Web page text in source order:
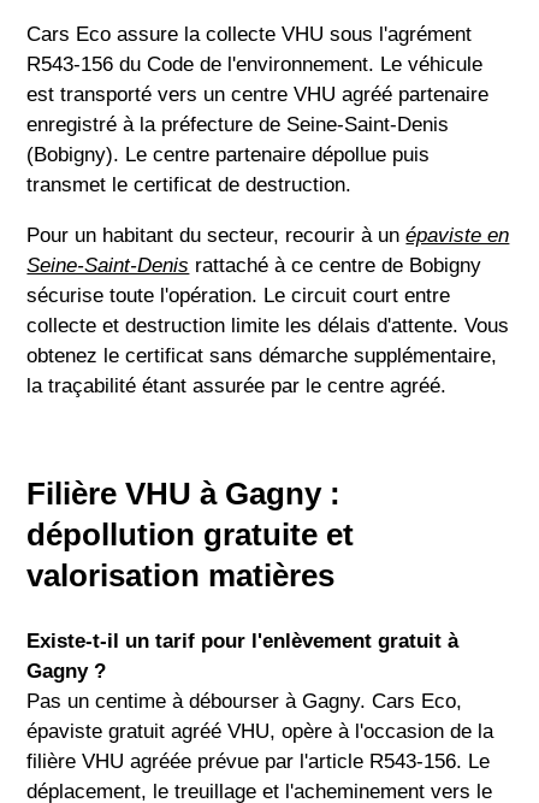
Cars Eco assure la collecte VHU sous l'agrément
R543-156 du Code de l'environnement. Le véhicule
est transporté vers un centre VHU agréé partenaire
enregistré à la préfecture de Seine-Saint-Denis
(Bobigny). Le centre partenaire dépollue puis
transmet le certificat de destruction.
Pour un habitant du secteur, recourir à unépaviste en
Seine-Saint-Denis rattaché à ce centre de Bobigny
sécurise toute l'opération. Le circuit court entre
collecte et destruction limite les délais d'attente. Vous
obtenez le certificat sans démarche supplémentaire,
la traçabilité étant assurée par le centre agréé.
Filière VHU à Gagny :
dépollution gratuite et
valorisation matières
Existe-t-il un tarif pour l'enlèvement gratuit à
Gagny ?
Pas un centime à débourser à Gagny. Cars Eco,
épaviste gratuit agréé VHU, opère à l'occasion de la
filière VHU agréée prévue par l'article R543-156. Le
déplacement, le treuillage et l'acheminement vers le